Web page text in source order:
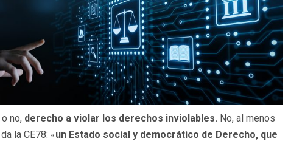
o no, derecho a violar los derechos inviolables. No, al menos
la CE78: «un Estado social y democrático de Derecho, que